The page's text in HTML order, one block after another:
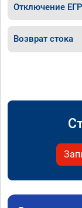
Отключение ЕГР
Возврат стока